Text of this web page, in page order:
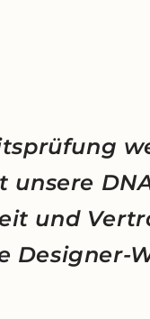
unsere
und
Designer-